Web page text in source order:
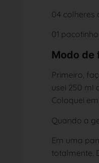
04 colheres
01
Modo de
Primeiro,
usei 250 ml
Coloquei
Quando a
Em uma
totalmente.